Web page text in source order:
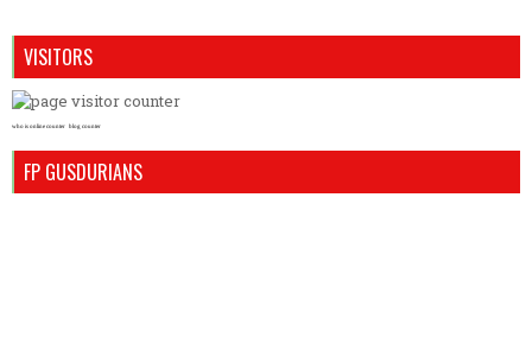
VISITORS
who is online counter blog counter
FP GUSDURIANS